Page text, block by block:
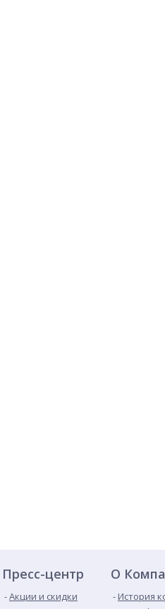
Пресс-центр
Акции и скидки
О
История